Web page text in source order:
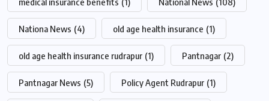
Nationa News (4) old age health insurance (1)
old age health insurance rudrapur (1) Pantnagar (2)
Pantnagar News (5) Policy Agent Rudrapur (1)